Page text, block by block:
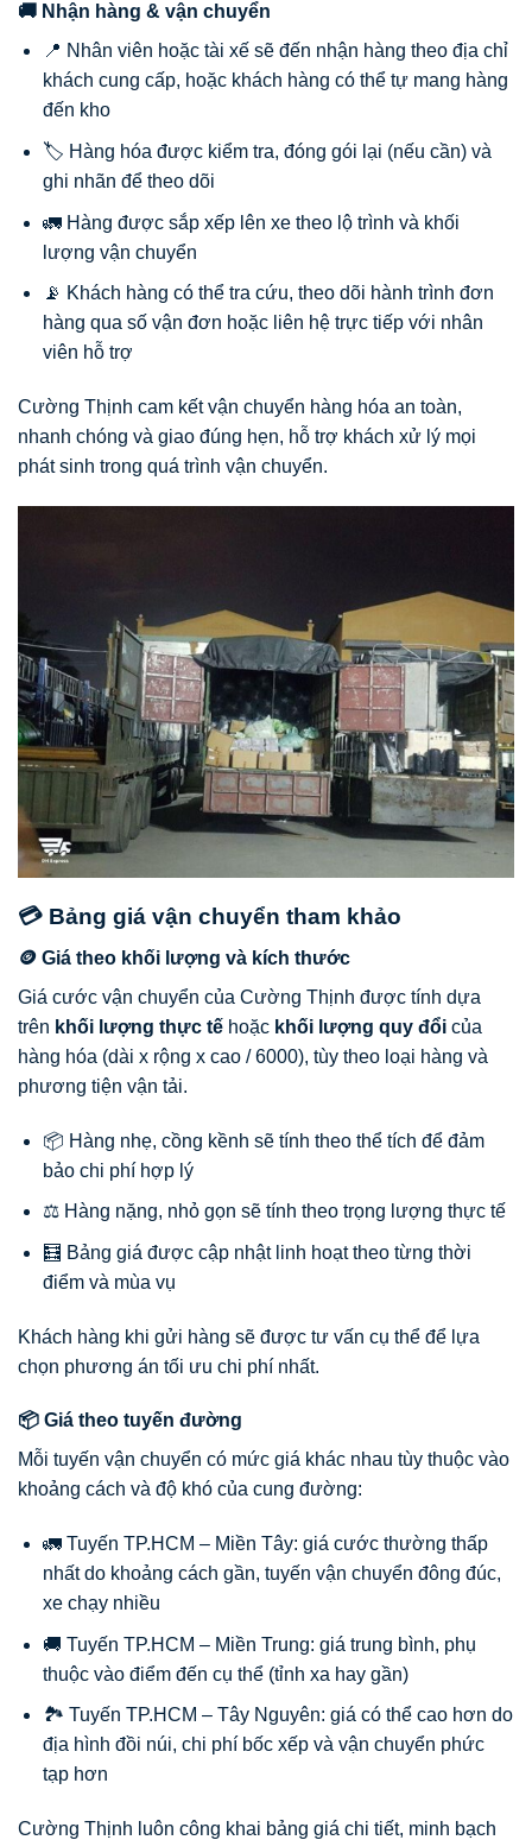
🚚 Nhận hàng & vận chuyển
📍 Nhân viên hoặc tài xế sẽ đến nhận hàng theo địa chỉ
khách cung cấp, hoặc khách hàng có thể tự mang hàng
đến kho
🏷️ Hàng hóa được kiểm tra, đóng gói lại (nếu cần) và
ghi nhãn để theo dõi
🚛 Hàng được sắp xếp lên xe theo lộ trình và khối
lượng vận chuyển
📡 Khách hàng có thể tra cứu, theo dõi hành trình đơn
hàng qua số vận đơn hoặc liên hệ trực tiếp với nhân
viên hỗ trợ
Cường Thịnh cam kết vận chuyển hàng hóa an toàn,
nhanh chóng và giao đúng hẹn, hỗ trợ khách xử lý mọi
phát sinh trong quá trình vận chuyển.
💳 Bảng giá vận chuyển tham khảo
🪙 Giá theo khối lượng và kích thước
Giá cước vận chuyển của Cường Thịnh được tính dựa
trên khối lượng thực tế hoặc khối lượng quy đổi của
hàng hóa (dài x rộng x cao / 6000), tùy theo loại hàng và
phương tiện vận tải.
📦 Hàng nhẹ, cồng kềnh sẽ tính theo thể tích để đảm
bảo chi phí hợp lý
⚖️ Hàng nặng, nhỏ gọn sẽ tính theo trọng lượng thực tế
🧮 Bảng giá được cập nhật linh hoạt theo từng thời
điểm và mùa vụ
Khách hàng khi gửi hàng sẽ được tư vấn cụ thể để lựa
chọn phương án tối ưu chi phí nhất.
📦 Giá theo tuyến đường
Mỗi tuyến vận chuyển có mức giá khác nhau tùy thuộc vào
khoảng cách và độ khó của cung đường:
🚛 Tuyến TP.HCM – Miền Tây: giá cước thường thấp
nhất do khoảng cách gần, tuyến vận chuyển đông đúc,
xe chạy nhiều
🚚 Tuyến TP.HCM – Miền Trung: giá trung bình, phụ
thuộc vào điểm đến cụ thể (tỉnh xa hay gần)
🏞️ Tuyến TP.HCM – Tây Nguyên: giá có thể cao hơn do
địa hình đồi núi, chi phí bốc xếp và vận chuyển phức
tạp hơn
Cường Thịnh luôn công khai bảng giá chi tiết, minh bạch